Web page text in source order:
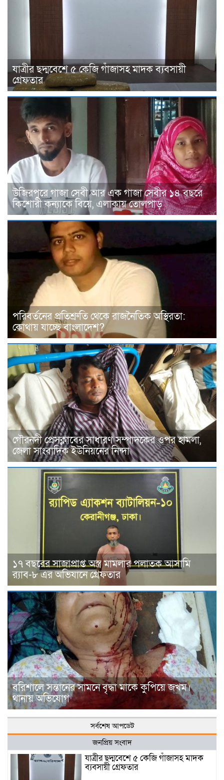
যাত্রীর ছদ্মবেশে ৫ কেজি গাঁজাসহ মাদক ব্যবসায়ী
গ্রেফতার
উজিরপুরে গাজা সেবী আর এক গাজা সেবীর ১৪ বছরে
কিশোরী কন্যাকে বিয়ে, এলাকায় তোলপাড়
পরিবর্তনের প্রতিশ্রুতি থেকে রাজনৈতিক অস্থিরতা:
কোথায় যাচ্ছে বাংলাদেশ?
গৌরনদী প্রেসক্লাবের সাধারণ সম্পাদকের ওপর হামলা,
জেলা সাংবাদিক ইউনিয়নের নিন্দা
১৭ বছরের সাজাপ্রাপ্ত অস্ত্র মামলার পলাতক আসামি
র‍্যাব-৮ এর অভিযানে গ্রেফতার
বরিশালে সন্তানের সামনে বৃদ্ধা মাকে কুপিয়ে জখম।
থানায় অভিযোগ
সর্বশেষ আপডেট
জনপ্রিয় সংবাদ
যাত্রীর ছদ্মবেশে ৫ কেজি গাঁজাসহ মাদক
ব্যবসায়ী গ্রেফতার